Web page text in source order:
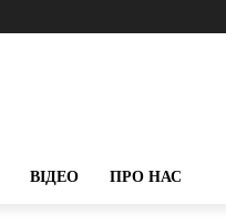
ВІДЕО ПРО НАС